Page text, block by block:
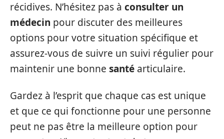
récidives. N’hésitez pas à consulter un
médecin pour discuter des meilleures
options pour votre situation spécifique et
assurez-vous de suivre un suivi régulier pour
maintenir une bonne santé articulaire.
Gardez à l’esprit que chaque cas est unique
et que ce qui fonctionne pour une personne
peut ne pas être la meilleure option pour